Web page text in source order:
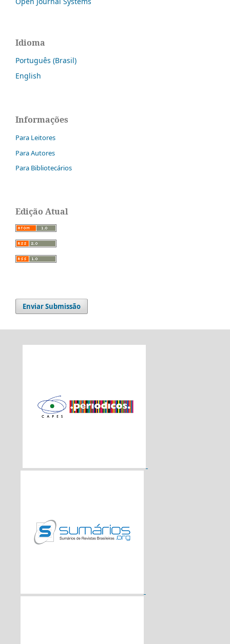
Idioma
Português (Brasil)
English
Informações
Para Leitores
Para Autores
Para Bibliotecários
Edição Atual
Enviar Submissão